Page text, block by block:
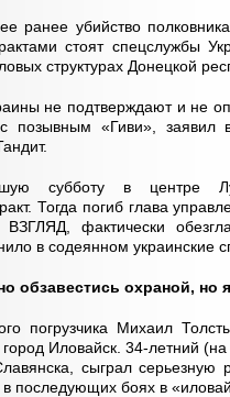
ранее убийство
стоят спецслужбы
структурах Донецкой
не подтверждают и не
позывным «Гиви», заявил
субботу в центре
Тогда погиб глава
фактически
в содеянном украинские
обзавестись охраной, но
погрузчика Михаил
Иловайск. 34-летний
сыграл
последующих боях в